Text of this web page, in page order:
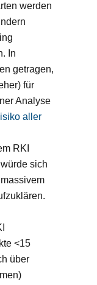
werden
In
getragen,
für
Analyse
aller
RKI
sich
<15
über